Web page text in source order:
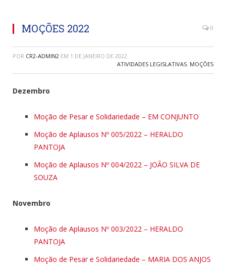
MOÇÕES 2022 0
POR CR2-ADMIN2 EM 1 DE JANEIRO DE 2022
ATIVIDADES LEGISLATIVAS, MOÇÕES
Dezembro
Moção de Pesar e Solidariedade – EM CONJUNTO
Moção de Aplausos Nº 005/2022 – HERALDO
PANTOJA
Moção de Aplausos Nº 004/2022 – JOÃO SILVA DE
SOUZA
Novembro
Moção de Aplausos Nº 003/2022 – HERALDO
PANTOJA
Moção de Pesar e Solidariedade – MARIA DOS ANJOS